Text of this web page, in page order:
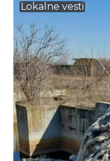
Lokalne vesti